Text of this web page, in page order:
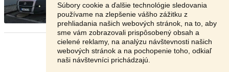
Súbory cookie a ďalšie technológie sledovania
používame na zlepšenie vášho zážitku z
prehliadania našich webových stránok, na to, aby
sme vám zobrazovali prispôsobený obsah a
cielené reklamy, na analýzu návštevnosti našich
webových stránok a na pochopenie toho, odkiaľ
naši návštevníci prichádzajú.
Banská Bystrica - 974 01
4 999 €
Stránka: 1 2 3 Ďalšia